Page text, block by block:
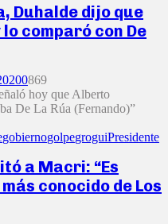
Duhalde dijo que
comparó con De
0869
hoy que Alberto
De La Rúa (Fernando)”
gobiernogolpegroguiPresidente
a Macri: “Es
conocido de Los